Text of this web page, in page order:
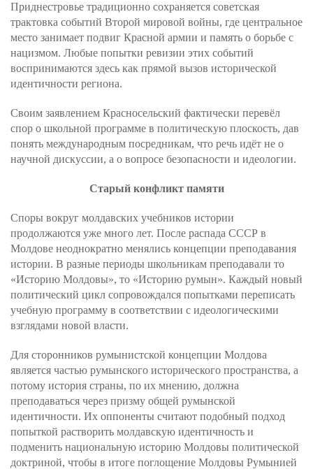
Приднестровье традиционно сохраняется советская
трактовка событий Второй мировой войны, где центральное
место занимает подвиг Красной армии и память о борьбе с
нацизмом. Любые попытки ревизии этих событий
воспринимаются здесь как прямой вызов исторической
идентичности региона.
Своим заявлением Красносельский фактически перевёл
спор о школьной программе в политическую плоскость, дав
понять международным посредникам, что речь идёт не о
научной дискуссии, а о вопросе безопасности и идеологии.
Старый конфликт памяти
Споры вокруг молдавских учебников истории
продолжаются уже много лет. После распада СССР в
Молдове неоднократно менялись концепции преподавания
истории. В разные периоды школьникам преподавали то
«Историю Молдовы», то «Историю румын». Каждый новый
политический цикл сопровождался попытками переписать
учебную программу в соответствии с идеологическими
взглядами новой власти.
Для сторонников румынистской концепции Молдова
является частью румынского исторического пространства, а
потому история страны, по их мнению, должна
преподаваться через призму общей румынской
идентичности. Их оппоненты считают подобный подход
попыткой растворить молдавскую идентичность и
подменить национальную историю Молдовы политической
доктриной, чтобы в итоге поглощение Молдовы Румынией